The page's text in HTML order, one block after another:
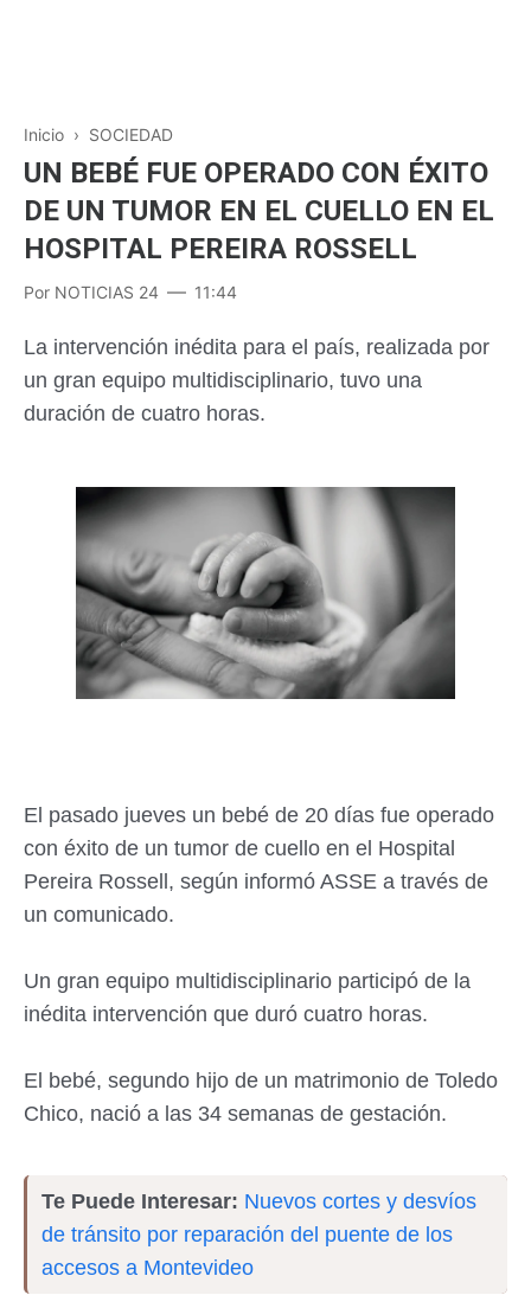
Inicio › SOCIEDAD
UN BEBÉ FUE OPERADO CON ÉXITO
DE UN TUMOR EN EL CUELLO EN EL
HOSPITAL PEREIRA ROSSELL
Por NOTICIAS 24 11:44
La intervención inédita para el país, realizada por
un gran equipo multidisciplinario, tuvo una
duración de cuatro horas.
El pasado jueves un bebé de 20 días fue operado
con éxito de un tumor de cuello en el Hospital
Pereira Rossell, según informó ASSE a través de
un comunicado.
Un gran equipo multidisciplinario participó de la
inédita intervención que duró cuatro horas.
El bebé, segundo hijo de un matrimonio de Toledo
Chico, nació a las 34 semanas de gestación.
Te Puede Interesar: Nuevos cortes y desvíos
de tránsito por reparación del puente de los
accesos a Montevideo